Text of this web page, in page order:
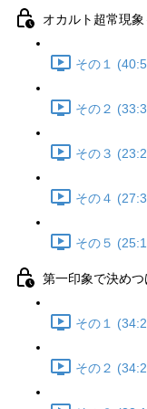
オカルト超常現
その１
その２
その３
その４
その５
第一印象で決め
その１
その２